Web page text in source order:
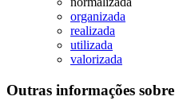
organizada
realizada
utilizada
valorizada
Outras informações sobre